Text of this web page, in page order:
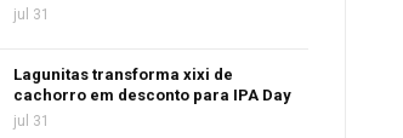
jul 31
Lagunitas transforma xixi de
cachorro em desconto para IPA Day
jul 31